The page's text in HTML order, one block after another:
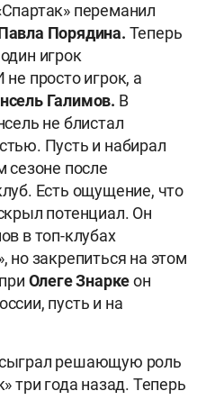
переманил
Порядина. Теперь
игрок
просто игрок, а
Галимов. В
не блистал
Пусть и набирал
сезоне после
Есть ощущение, что
потенциал. Он
в топ-клубах
но закрепиться на этом
Олеге Знаркеон
пусть и на
решающую роль
три года назад. Теперь